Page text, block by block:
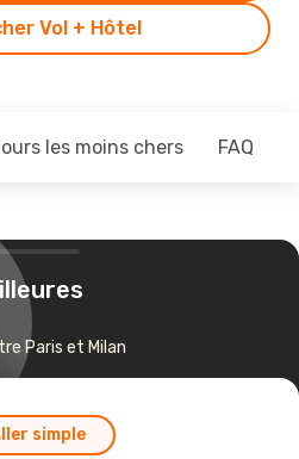
Vol + Hôtel
les moins chers FAQ
Paris et Milan
simple